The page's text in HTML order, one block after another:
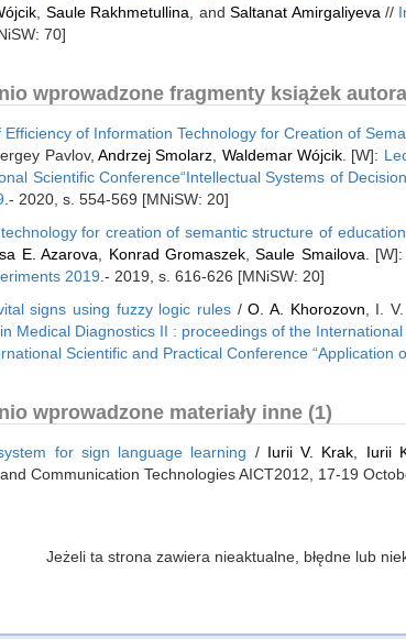
Saule Rakhmetullina , andSaltanat Amirgaliyeva //
70]
wprowadzone fragmenty książek
Efficiency of Information Technology for Creation of
Pavlov, Andrzej Smolarz Waldemar Wójcik. [W]:
Scientific Conference“Intellectual Systems of
.- 2020, s. 554-569 [MNiSW: 20]
for creation of semantic structure of
E. Azarova Konrad Gromaszek,Saule Smailova . [W]:
2019 .- 2019, s. 616-626 [MNiSW: 20]
signs using fuzzy logic rules/O. A. Khorozovn , I.
Medical Diagnostics II : proceedings of the
Scientific and Practical Conference “Application
wprowadzone materiały inne (1)
for sign language learning / Iurii V. Krak Iurii
Communication Technologies AICT2012, 17-19
Jeżeli ta strona zawiera nieaktualne, błędne lub